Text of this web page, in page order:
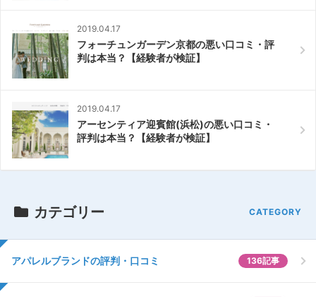
2019.04.17
フォーチュンガーデン京都の悪い口コミ・評
判は本当？【経験者が検証】
2019.04.17
アーセンティア迎賓館(浜松)の悪い口コミ・
評判は本当？【経験者が検証】
カテゴリー
アパレルブランドの評判・口コミ 136記事